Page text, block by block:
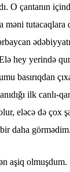
O çantanın
məni tutacaqlara
Elə hey yerində
basırıqdan
ilk canlı-
eləcə də çox
daha görmədim.
aşiq olmuşdum.